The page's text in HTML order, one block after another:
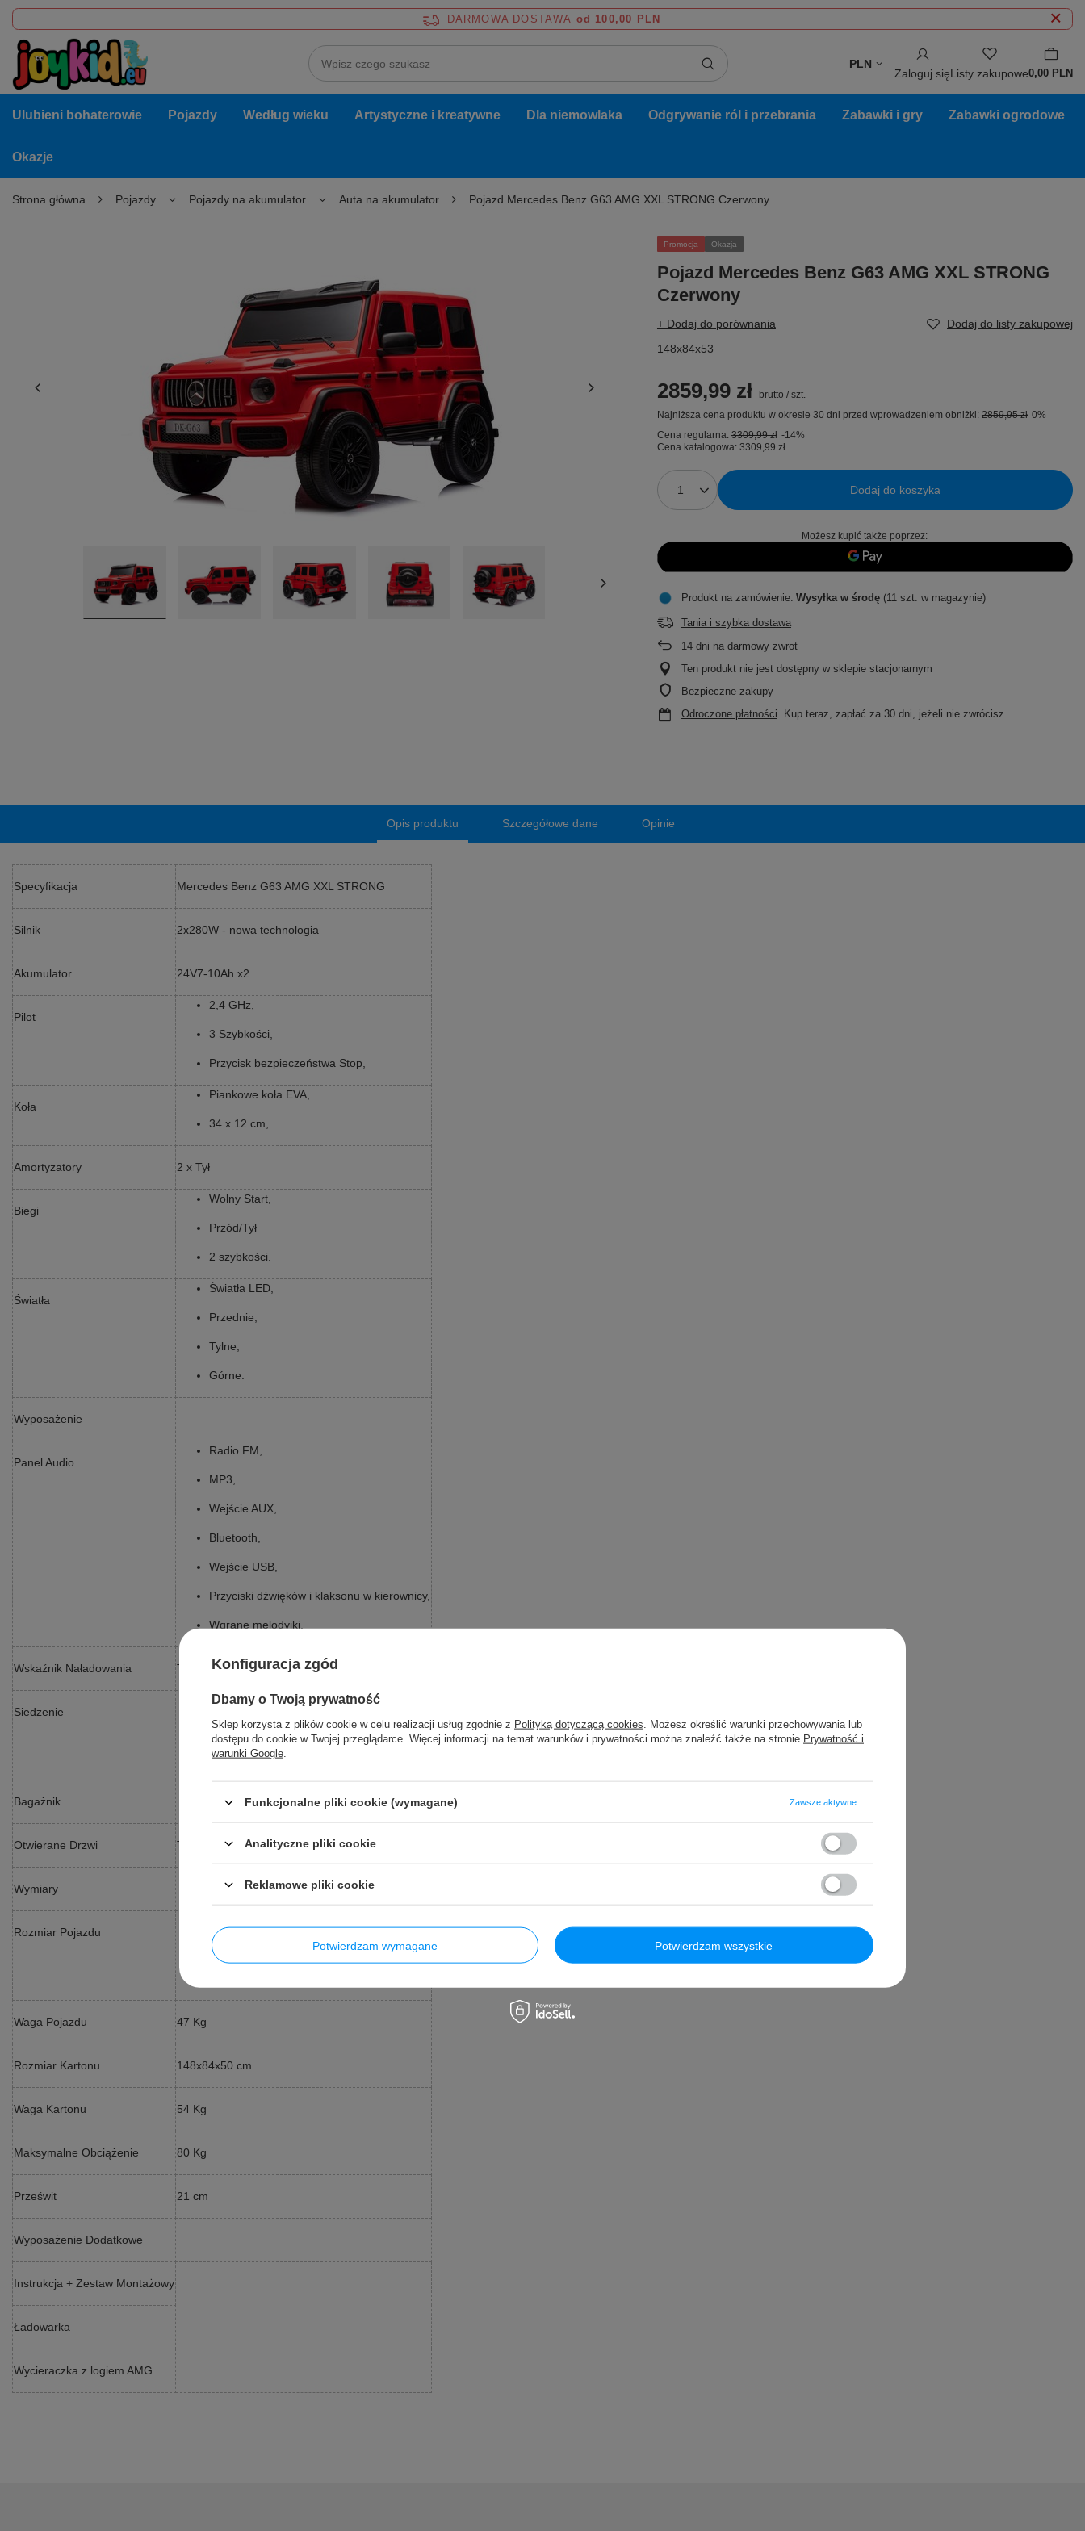
DARMOWA DOSTAWA od 100,00 PLN
PLN
Zaloguj sięListy zakupowe0,00 PLN
Ulubieni bohaterowie Pojazdy Według wieku Artystyczne i kreatywne Dla niemowlaka Odgrywanie ról i przebrania Zabawki i gry Zabawki ogrodowe
Okazje
Strona główna Pojazdy Pojazdy na akumulator Auta na akumulator Pojazd Mercedes Benz G63 AMG XXL STRONG Czerwony
Promocja Okazja
Pojazd Mercedes Benz G63 AMG XXL STRONG
Czerwony
+ Dodaj do porównania
Dodaj do listy zakupowej
148x84x53
2859,99 zł brutto / szt.
Najniższa cena produktu w okresie 30 dni przed wprowadzeniem obniżki: 2859,95 zł 0%
Cena regularna: 3309,99 zł -14%
Cena katalogowa: 3309,99 zł
Dodaj do koszyka
Możesz kupić także poprzez:
Produkt na zamówienie Wysyłka w środę(11 szt. w magazynie)
Tania i szybka dostawa
14dni na darmowy zwrot
Ten produkt nie jest dostępny w sklepie stacjonarnym
Bezpieczne zakupy
Odroczone płatności. Kup teraz, zapłać za 30 dni, jeżeli nie zwrócisz
Opis produktu Szczegółowe dane Opinie
Specyfikacja Mercedes Benz G63 AMG XXL STRONG
Silnik 2x280W - nowa technologia
Akumulator 24V7-10Ah x2
Pilot
2,4 GHz,
3 Szybkości,
Przycisk bezpieczeństwa Stop,
Koła
Piankowe koła EVA,
34 x 12 cm,
Amortyzatory 2 x Tył
Biegi
Wolny Start,
Przód/Tył
2 szybkości.
Światła
Światła LED,
Przednie,
Tylne,
Górne.
Wyposażenie
Panel Audio
Radio FM,
MP3,
Wejście AUX,
Bluetooth,
Wejście USB,
Przyciski dźwięków i klaksonu w kierownicy,
Wgrane melodyjki,
Wskaźnik Naładowania TAK
Siedzenie
Ekoskóra,
Pasy bezpieczeństwa,
53x22x36 cm
Bagażnik
Otwierane Drzwi Tak,
Wymiary
Rozmiar Pojazdu
Szerokość 97 cm,
Waga Pojazdu 47 Kg
Rozmiar Kartonu 148x84x50 cm
Waga Kartonu 54 Kg
Maksymalne Obciążenie 80 Kg
Prześwit 21 cm
Wyposażenie Dodatkowe
Instrukcja + Zestaw Montażowy
Ładowarka
Wycieraczka z logiem AMG
Konfiguracja zgód
Dbamy o Twoją prywatność
Sklep korzysta z plików cookie w celu realizacji usług zgodnie z Polityką dotyczącą cookies . Możesz określić warunki przechowywania lub
dostępu do cookie w Twojej przeglądarce. Więcej informacji na temat warunków i prywatności można znaleźć także na stronie Prywatność i
warunki Google
Funkcjonalne pliki cookie (wymagane) Zawsze aktywne
Analityczne pliki cookie
Reklamowe pliki cookie
Potwierdzam wymagane Potwierdzam wszystkie